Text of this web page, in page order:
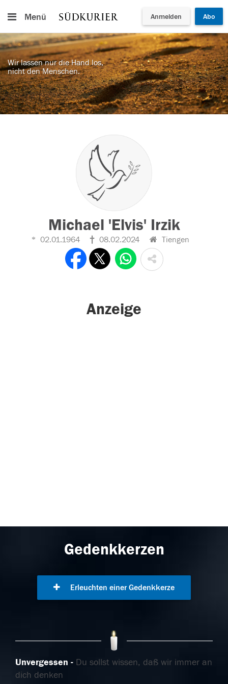
Menü Anmelden Abo
Wir lassen nur die Hand los,
nicht den Menschen.
Michael 'Elvis' Irzik
02.01.1964 08.02.2024 Tiengen
Anzeige
Gedenkkerzen
Erleuchten einer Gedenkkerze
Unvergessen
Du sollst wissen, daß wir immer an
dich denken